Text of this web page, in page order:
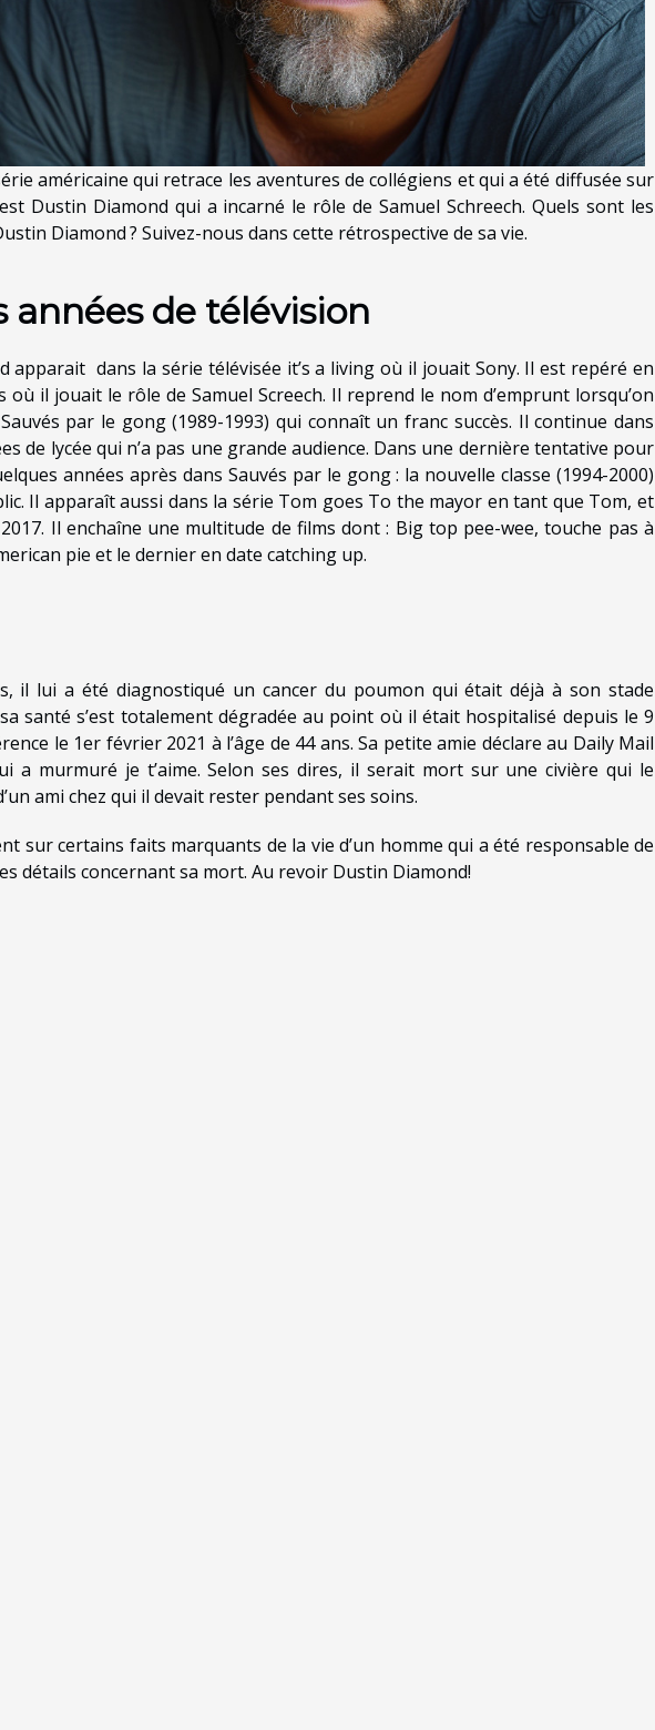
américaine qui retrace les aventures de collégiens et qui a été diffusée sur
Dustin Diamond qui a incarné le rôle de Samuel Schreech. Quels sont les
Diamond ? Suivez-nous dans cette rétrospective de sa vie.
années de télévision
apparait dans la série télévisée it’s a living où il jouait Sony. Il est repéré en
où il jouait le rôle de Samuel Screech. Il reprend le nom d’emprunt lorsqu’on
par le gong (1989-1993) qui connaît un franc succès. Il continue dans
de lycée qui n’a pas une grande audience. Dans une dernière tentative pour
années après dans Sauvés par le gong : la nouvelle classe (1994-2000)
Il apparaît aussi dans la série Tom goes To the mayor en tant que Tom, et
Il enchaîne une multitude de films dont : Big top pee-wee, touche pas à
pie et le dernier en date catching up.
il lui a été diagnostiqué un cancer du poumon qui était déjà à son stade
santé s’est totalement dégradée au point où il était hospitalisé depuis le 9
le 1er février 2021 à l’âge de 44 ans. Sa petite amie déclare au Daily Mail
a murmuré je t’aime. Selon ses dires, il serait mort sur une civière qui le
ami chez qui il devait rester pendant ses soins.
sur certains faits marquants de la vie d’un homme qui a été responsable de
détails concernant sa mort. Au revoir Dustin Diamond!